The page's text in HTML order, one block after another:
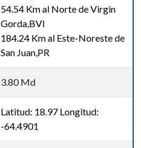
54.54 Km al Norte de Virgin
Gorda,BVI
184.24 Km al Este-Noreste de
San Juan,PR
3.80 Md
Latitud: 18.97 Longitud:
-64.4901